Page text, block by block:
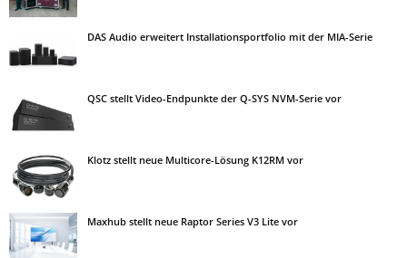
DAS Audio erweitert Installationsportfolio mit der MIA-Serie
QSC stellt Video-Endpunkte der Q-SYS NVM-Serie vor
Klotz stellt neue Multicore-Lösung K12RM vor
Maxhub stellt neue Raptor Series V3 Lite vor